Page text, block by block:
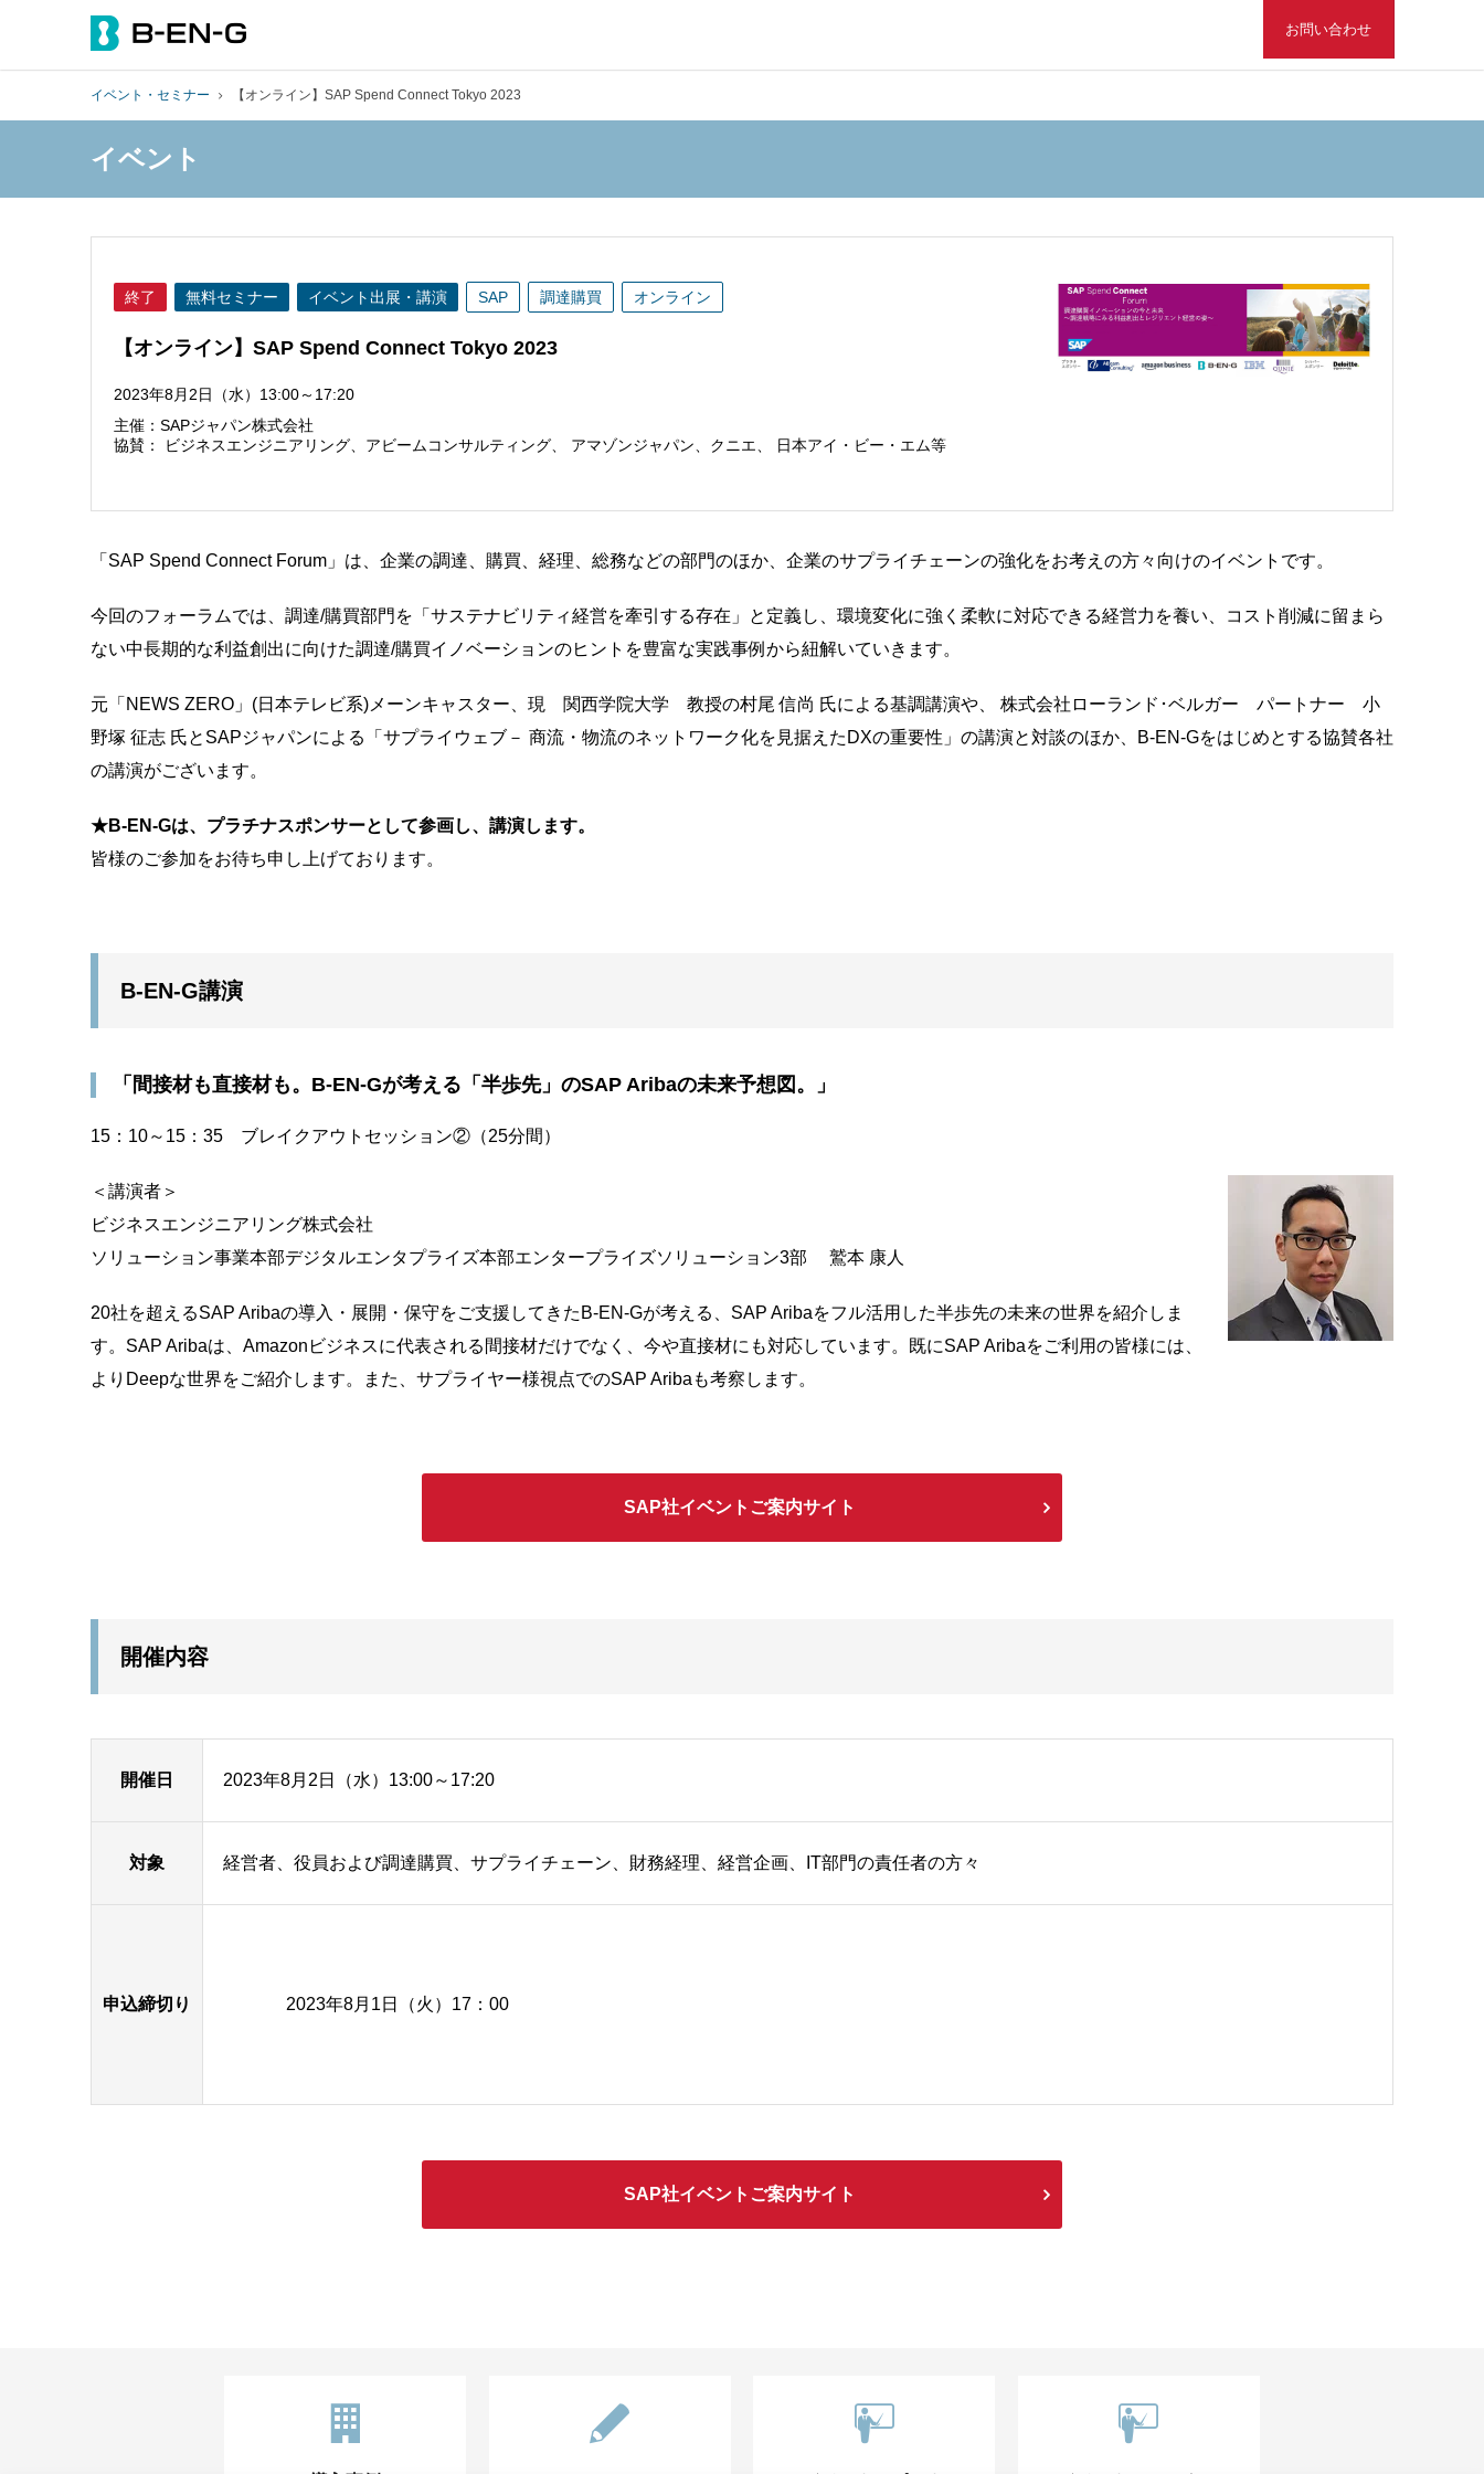
お問い合わせ
イベント・セミナー 【オンライン】SAP Spend Connect Tokyo 2023
イベント
終了 無料セミナー イベント出展・講演 SAP 調達購買 オンライン
【オンライン】SAP Spend Connect Tokyo 2023
2023年8月2日（水）13:00～17:20
主催：SAPジャパン株式会社
協賛： ビジネスエンジニアリング、アビームコンサルティング、 アマゾンジャパン、クニエ、 日本アイ・ビー・エム等
「SAP Spend Connect Forum」は、企業の調達、購買、経理、総務などの部門のほか、企業のサプライチェーンの強化をお考えの方々向けのイベントです。
今回のフォーラムでは、調達/購買部門を「サステナビリティ経営を牽引する存在」と定義し、環境変化に強く柔軟に対応できる経営力を養い、コスト削減に留まら
ない中長期的な利益創出に向けた調達/購買イノベーションのヒントを豊富な実践事例から紐解いていきます。
元「NEWS ZERO」(日本テレビ系)メーンキャスター、現 関西学院大学 教授の村尾 信尚 氏による基調講演や、 株式会社ローランド･ベルガー パートナー 小
野塚 征志 氏とSAPジャパンによる「サプライウェブ－ 商流・物流のネットワーク化を見据えたDXの重要性」の講演と対談のほか、B-EN-Gをはじめとする協賛各社
の講演がございます。
★B-EN-Gは、プラチナスポンサーとして参画し、講演します。
皆様のご参加をお待ち申し上げております。
B-EN-G講演
「間接材も直接材も。B-EN-Gが考える「半歩先」のSAP Aribaの未来予想図。」
15：10～15：35 ブレイクアウトセッション②（25分間）
＜講演者＞
ビジネスエンジニアリング株式会社
ソリューション事業本部デジタルエンタプライズ本部エンタープライズソリューション3部 鷲本 康人
20社を超えるSAP Aribaの導入・展開・保守をご支援してきたB-EN-Gが考える、SAP Aribaをフル活用した半歩先の未来の世界を紹介しま
す。SAP Aribaは、Amazonビジネスに代表される間接材だけでなく、今や直接材にも対応しています。既にSAP Aribaをご利用の皆様には、
よりDeepな世界をご紹介します。また、サプライヤー様視点でのSAP Aribaも考察します。
SAP社イベントご案内サイト
開催内容
開催日 2023年8月2日（水）13:00～17:20
対象 経営者、役員および調達購買、サプライチェーン、財務経理、経営企画、IT部門の責任者の方々
申込締切り 2023年8月1日（火）17：00
SAP社イベントご案内サイト